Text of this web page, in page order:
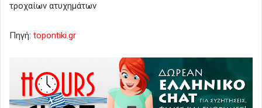
τροχαίων ατυχημάτων
Πηγή: topontiki.gr